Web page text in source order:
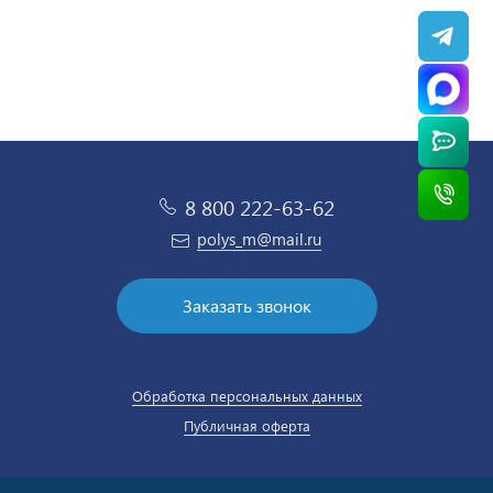
8 800 222-63-62
polys_m@mail.ru
Заказать звонок
Обработка персональных данных
Публичная оферта